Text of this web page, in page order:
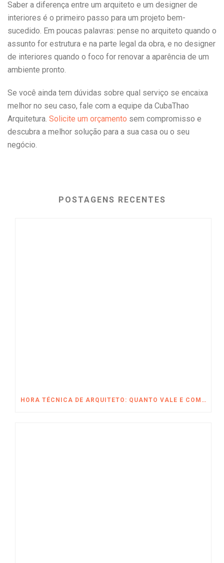
Saber a diferença entre um arquiteto e um designer de
interiores é o primeiro passo para um projeto bem-
sucedido. Em poucas palavras: pense no arquiteto quando o
assunto for estrutura e na parte legal da obra, e no designer
de interiores quando o foco for renovar a aparência de um
ambiente pronto.
Se você ainda tem dúvidas sobre qual serviço se encaixa
melhor no seu caso, fale com a equipe da CubaThao
Arquitetura. Solicite um orçamento sem compromisso e
descubra a melhor solução para a sua casa ou o seu
negócio.
POSTAGENS RECENTES
HORA TÉCNICA DE ARQUITETO: QUANTO VALE E COMO É CALCULADA?